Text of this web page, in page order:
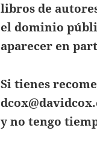
libros de
el dominio
aparecer en
Si tienes
y no tengo